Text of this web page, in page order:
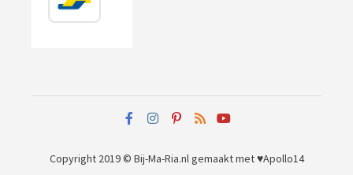
Copyright 2019 © Bij-Ma-Ria.nlgemaakt met ♥Apollo14